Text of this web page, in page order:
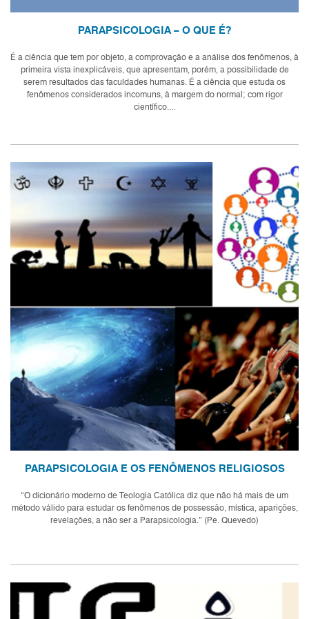
PARAPSICOLOGIA – O QUE É?
É a ciência que tem por objeto, a comprovação e a análise dos fenômenos, à
primeira vista inexplicáveis, que apresentam, porém, a possibilidade de
serem resultados das faculdades humanas. É a ciência que estuda os
fenômenos considerados incomuns, à margem do normal; com rigor
científico....
PARAPSICOLOGIA E OS FENÔMENOS RELIGIOSOS
“O dicionário moderno de Teologia Católica diz que não há mais de um
método válido para estudar os fenômenos de possessão, mística, aparições,
revelações, a não ser a Parapsicologia.” (Pe. Quevedo)